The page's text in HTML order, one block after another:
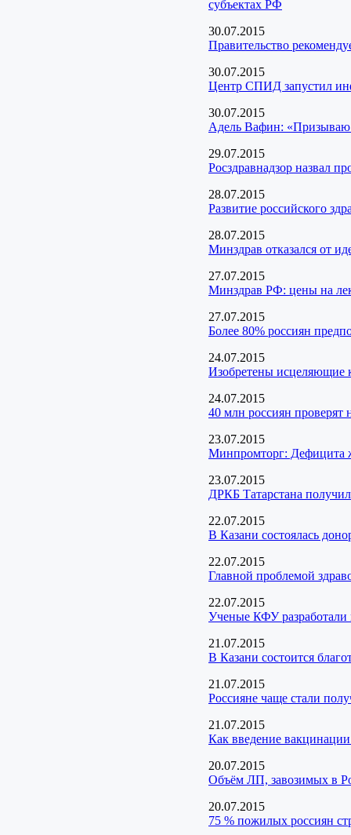
субъектах РФ
30.07.2015
Правительство
30.07.2015
Центр СПИД запустил
30.07.2015
Адель Вафин: «Призываю
29.07.2015
Росздравнадзор назвал
28.07.2015
Развитие российского
28.07.2015
Минздрав отказался от
27.07.2015
Минздрав РФ: цены на
27.07.2015
Более 80% россиян
24.07.2015
Изобретены исцеляющие
24.07.2015
40 млн россиян проверят
23.07.2015
Минпромторг: Дефицита
23.07.2015
ДРКБ Татарстана
22.07.2015
В Казани состоялась
22.07.2015
Главной проблемой
22.07.2015
Ученые КФУ разработали
21.07.2015
В Казани состоится
21.07.2015
Россияне чаще стали
21.07.2015
Как введение
20.07.2015
Объём ЛП, завозимых в
20.07.2015
75 % пожилых россиян